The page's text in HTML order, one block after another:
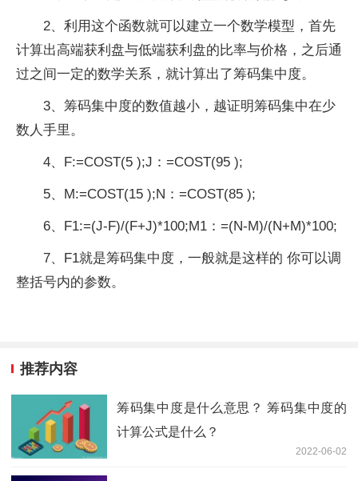
2、利用这个函数就可以建立一个数学模型，首先
计算出高端获利盘与低端获利盘的比率与价格，之后通
过之间一定的数学关系，就计算出了筹码集中度。
3、筹码集中度的数值越小，越证明筹码集中在少
数人手里。
4、F:=COST(5 );J：=COST(95 );
5、M:=COST(15 );N：=COST(85 );
6、F1:=(J-F)/(F+J)*100;M1：=(N-M)/(N+M)*100;
7、F1就是筹码集中度，一般就是这样的 你可以调
整括号内的参数。
推荐内容
筹码集中度是什么意思？ 筹码集中度的
计算公式是什么？
2022-06-02